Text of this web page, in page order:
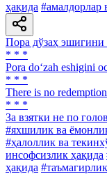
ҳақида #амалдорлар
Пора дўзаҳ эшигини
* * *
Pora do‘zah eshigini
* * *
There is no
* * *
За взятки не по
#яхшилик ва
#ҳалоллик ва
инсофсизлик ҳақида
ҳақида